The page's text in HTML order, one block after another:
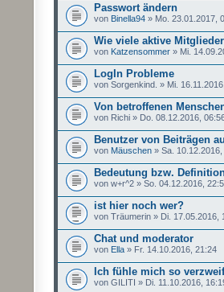
Passwort ändern
von Binella94 » Mo. 23.01.2017,
Wie viele aktive
von Katzensommer » Mi.
LogIn Probleme
von Sorgenkind. » Mi.
Von betroffenen
von Richi » Do. 08.12.2016,
Benutzer von Beiträgen
von Mäuschen » Sa.
Bedeutung bzw.
von w+r^2 » So. 04.12.2016,
ist hier noch wer?
von Träumerin » Di. 17.05.2016,
Chat und moderator
von Ella » Fr. 14.10.2016, 21:24
Ich fühle mich so
von GILITI » Di. 11.10.2016,